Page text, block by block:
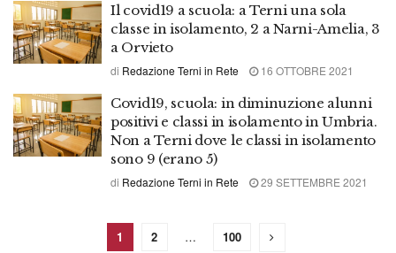
Il covid19 a scuola: a Terni una sola
classe in isolamento, 2 a Narni-Amelia, 3
a Orvieto
di Redazione Terni in Rete 16 OTTOBRE 2021
Covid19, scuola: in diminuzione alunni
positivi e classi in isolamento in Umbria.
Non a Terni dove le classi in isolamento
sono 9 (erano 5)
di Redazione Terni in Rete 29 SETTEMBRE 2021
1 2 … 100